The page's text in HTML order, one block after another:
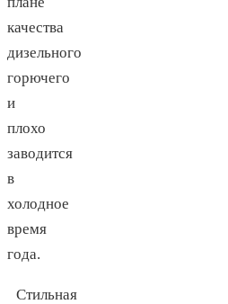
качества
дизельного
горючего
и
плохо
заводится
в
холодное
время
года.
Стильная